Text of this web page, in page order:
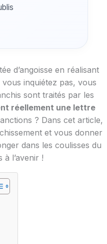
d’angoisse en réalisant
vous inquiétez pas, vous
sont traités par les
réellement une lettre
? Dans cet article,
et vous donner
dans les coulisses du
l’avenir !